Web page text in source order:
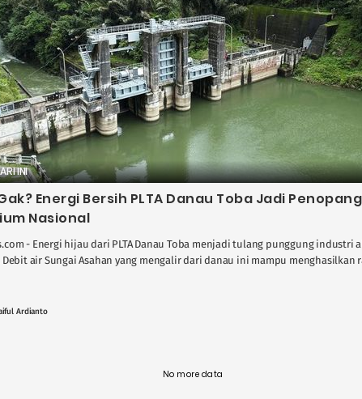
INI
Energi Bersih PLTA Danau Toba Jadi
Nasional
- Energi hijau dari PLTA Danau Toba menjadi tulang punggung industri
air Sungai Asahan yang mengalir dari danau ini mampu menghasilkan
Ardianto
No more data